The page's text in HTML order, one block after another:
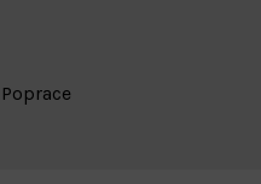
Poprace